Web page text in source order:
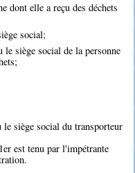
dont elle a reçu des déchets
social;
siège social de la personne
siège social du transporteur
est tenu par l'impétrante